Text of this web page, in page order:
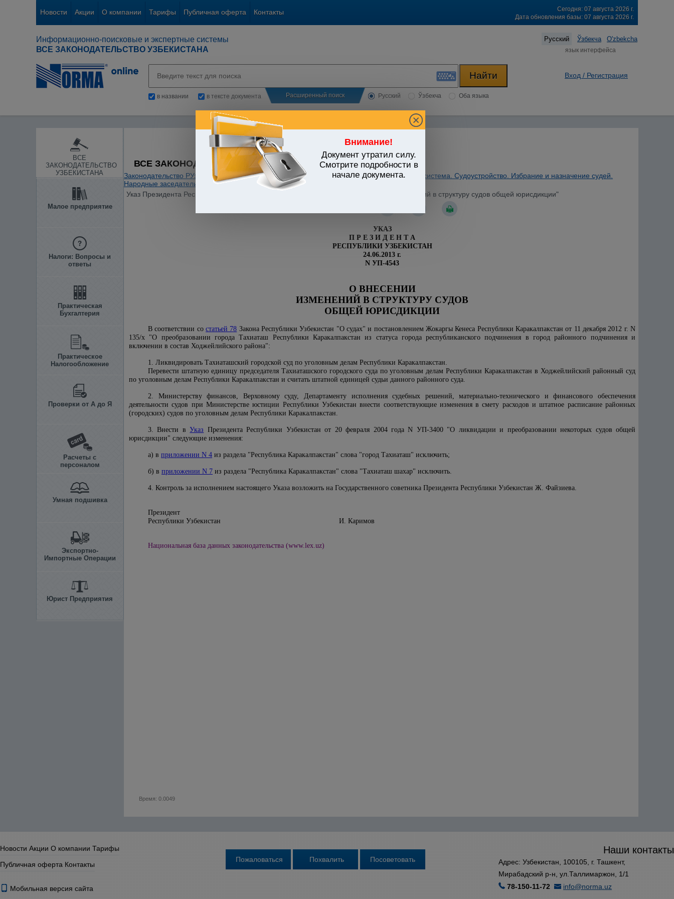
Новости Акции О компании Тарифы Публичная оферта Контакты
Сегодня: 07 августа 2026 г.
Дата обновления базы: 07 августа 2026 г.
Информационно-поисковые и экспертные системы
ВСЕ ЗАКОНОДАТЕЛЬСТВО УЗБЕКИСТАНА
Русский Ўзбекча O'zbekcha
язык интерфейса
в названии в тексте документа Расширенный поиск Русский Ўзбекча Оба языка
Вход / Регистрация
ВСЕ
ЗАКОНОДАТЕЛЬСТВО
УЗБЕКИСТАНА
Малое предприятие
Налоги: Вопросы и
ответы
Практическая
Бухгалтерия
Практическое
Налогообложение
Проверки от А до Я
Расчеты с
персоналом
Умная подшивка
Экспортно-
Импортные Операции
Юрист Предприятия
Внимание!
Документ утратил силу.
Смотрите подробности в
начале документа.
ВСЕ ЗАКОНОДАТЕЛЬСТВО УЗБЕКИСТАНА
Законодательство РУз Судебная власть. Правосудие / Утратившие силу акты/ Судебная система. Судоустройство. Избрание и назначение судей.
Народные заседатели
Указ Президента Республики Узбекистан от 24.06.2013 г. N УП-4543 "О внесении изменений в структуру судов общей юрисдикции"
УКАЗ
П Р Е З И Д Е Н Т А
РЕСПУБЛИКИ УЗБЕКИСТАН
24.06.2013 г.
N УП-4543
О ВНЕСЕНИИ
ИЗМЕНЕНИЙ В СТРУКТУРУ СУДОВ
ОБЩЕЙ ЮРИСДИКЦИИ
В соответствии со статьей 78 Закона Республики Узбекистан "О судах" и постановлением Жокаргы Кенеса Республики Каракалпакстан от 11 декабря 2012 г. N
135/x "О преобразовании города Тахиаташ Республики Каракалпакстан из статуса города республиканского подчинения в город районного подчинения и
включении в состав Ходжейлийского района":
1. Ликвидировать Тахиаташский городской суд по уголовным делам Республики Каракалпакстан.
Перевести штатную единицу председателя Тахиаташского городского суда по уголовным делам Республики Каракалпакстан в Ходжейлийский районный суд
по уголовным делам Республики Каракалпакстан и считать штатной единицей судьи данного районного суда.
2. Министерству финансов, Верховному суду, Департаменту исполнения судебных решений, материально-технического и финансового обеспечения
деятельности судов при Министерстве юстиции Республики Узбекистан внести соответствующие изменения в смету расходов и штатное расписание районных
(городских) судов по уголовным делам Республики Каракалпакстан.
3. Внести вУказ Президента Республики Узбекистан от 20 февраля 2004 года N УП-3400 "О ликвидации и преобразовании некоторых судов общей
юрисдикции" следующие изменения:
а) в приложении N 4 из раздела "Республика Каракалпакстан" слова "город Тахиаташ" исключить;
б) в приложении N 7 из раздела "Республика Каракалпакстан" слова "Тахиаташ шахар" исключить.
4. Контроль за исполнением настоящего Указа возложить на Государственного советника Президента Республики Узбекистан Ж. Файзиева.
Президент
Республики Узбекистан И. Каримов
Национальная база данных законодательства (www.lex.uz)
Время: 0.0049
Новости Акции О компании Тарифы
Публичная оферта Контакты
Наши контакты
Адрес: Узбекистан, 100105, г. Ташкент,
Мирабадский р-н, ул.Таллимаржон, 1/1
78-150-11-72
info@norma.uz
Мобильная версия сайта